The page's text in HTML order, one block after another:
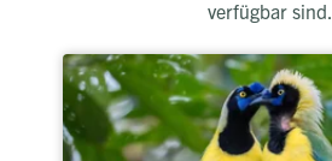
verfügbar sind.